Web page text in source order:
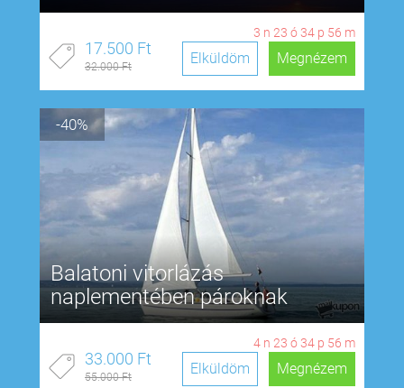
3 n 23 ó34 p 55 m
17.500 Ft
32.000 Ft Megnézem
Elküldöm
-40%
Balatoni vitorlázás
naplementében pároknak
4 n 23 ó34 p 55 m
33.000 Ft
55.000 Ft Megnézem
Elküldöm